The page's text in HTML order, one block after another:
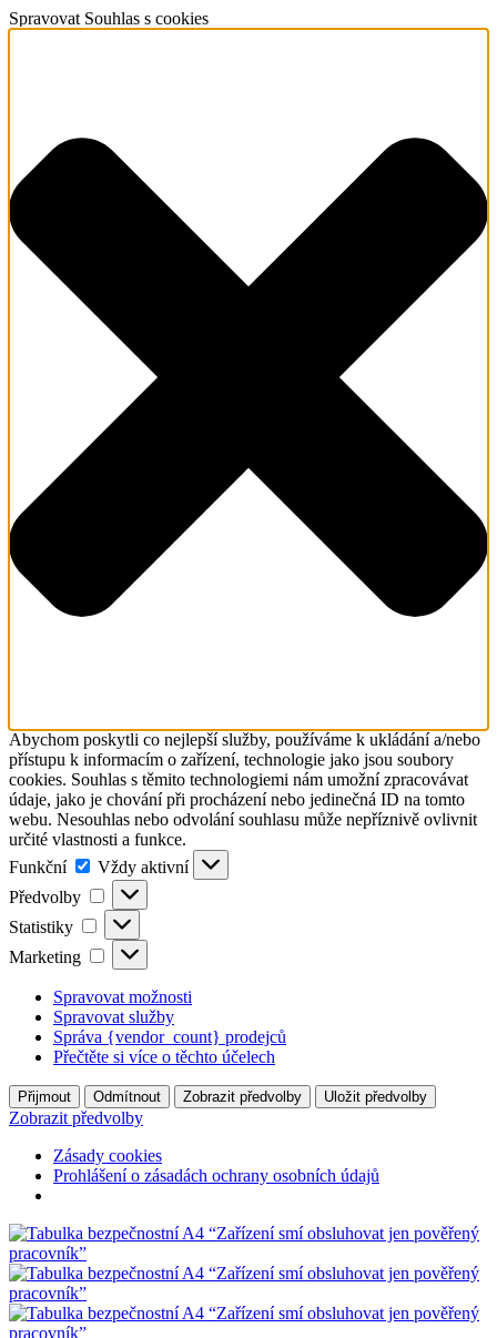
Spravovat Souhlas s cookies
Abychom poskytli co nejlepší služby, používáme k ukládání a/nebo
přístupu k informacím o zařízení, technologie jako jsou soubory
cookies. Souhlas s těmito technologiemi nám umožní zpracovávat
údaje, jako je chování při procházení nebo jedinečná ID na tomto
webu. Nesouhlas nebo odvolání souhlasu může nepříznivě ovlivnit
určité vlastnosti a funkce.
Funkční
Funkční
Vždy aktivní
Předvolby
Předvolby
Statistiky Statistiky
Marketing Marketing
Spravovat možnosti
Spravovat služby
Správa {vendor_count} prodejců
Přečtěte si více o těchto účelech
Přijmout Odmítnout Zobrazit předvolby Uložit předvolby
Zobrazit předvolby
Zásady cookies
Prohlášení o zásadách ochrany osobních údajů